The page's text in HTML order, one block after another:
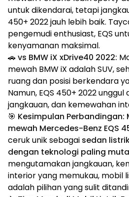
untuk dikendarai, tetapi
450+ 2022 jauh lebih baik.
pengemudi enthusiast, EQS
kenyamanan maksimal.
🚗 vs BMW iX xDrive40 2022:
mewah BMW iX adalah SUV,
ruang dan posisi berkendara
Namun, EQS 450+ 2022
jangkauan, dan kemewahan
🎯 Kesimpulan Perbandingan:
mewah Mercedes-Benz EQS
ceruk unik sebagai sedan
dengan teknologi paling
mengutamakan jangkauan,
interior yang memukau, mobil
adalah pilihan yang sulit